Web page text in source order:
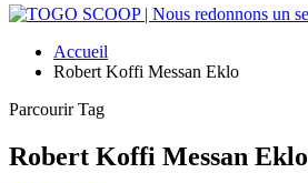
Accueil
Robert Koffi Messan Eklo
Parcourir Tag
Robert Koffi Messan Eklo